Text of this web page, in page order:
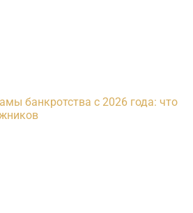
банкротства с 2026 года: что